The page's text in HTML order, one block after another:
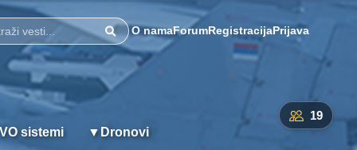
sistemi ▼ Dronovi
Pretraži
O namaForumRegistracijaPrijava
19